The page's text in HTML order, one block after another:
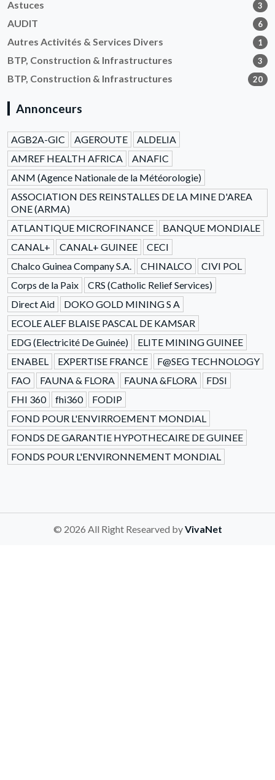
Astuces 3
AUDIT 6
Autres Activités & Services Divers 1
BTP, Construction & Infrastructures 3
BTP, Construction & Infrastructures 20
Annonceurs
AGB2A-GIC AGEROUTE
ALDELIA
AMREF HEALTH AFRICA
ANAFIC
ANM (Agence Nationale de la Météorologie)
ASSOCIATION DES REINSTALLES DE LA MINE D'AREA
ONE (ARMA)
ATLANTIQUE MICROFINANCE
BANQUE MONDIALE
CANAL+
CANAL+ GUINEE
CECI
Chalco Guinea Company S.A.
CHINALCO
CIVI POL
Corps de la Paix
CRS (Catholic Relief Services)
Direct Aid
DOKO GOLD MINING S A
ECOLE ALEF BLAISE PASCAL DE KAMSAR
EDG (Electricité De Guinée)
ELITE MINING GUINEE
ENABEL
EXPERTISE FRANCE
F@SEG TECHNOLOGY
FAO
FAUNA & FLORA FAUNA &FLORA
FDSI
FHI 360
fhi360
FODIP
FOND POUR L'ENVIRROEMENT MONDIAL
FONDS DE GARANTIE HYPOTHECAIRE DE GUINEE
FONDS POUR L'ENVIRONNEMENT MONDIAL
© 2026 All Right Researved byVivaNet